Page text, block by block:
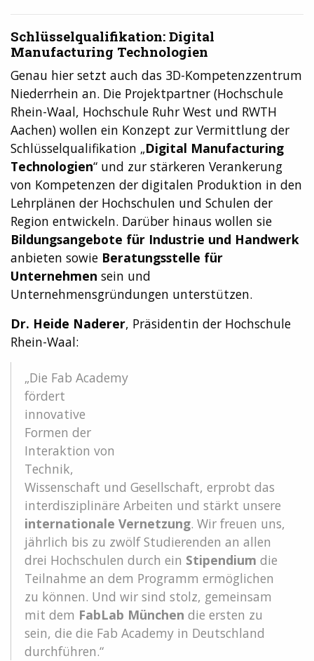
Schlüsselqualifikation: Digital
Manufacturing Technologien
Genau hier setzt auch das 3D-Kompetenzzentrum
Niederrhein an. Die Projektpartner (Hochschule
Rhein-Waal, Hochschule Ruhr West und RWTH
Aachen) wollen ein Konzept zur Vermittlung der
Schlüsselqualifikation „Digital Manufacturing
Technologien“ und zur stärkeren Verankerung
von Kompetenzen der digitalen Produktion in den
Lehrplänen der Hochschulen und Schulen der
Region entwickeln. Darüber hinaus wollen sie
Bildungsangebote für Industrie und Handwerk
anbieten sowie Beratungsstelle für
Unternehmen sein und
Unternehmensgründungen unterstützen.
Dr. Heide Naderer, Präsidentin der Hochschule
Rhein-Waal:
„Die Fab Academy
fördert
innovative
Formen der
Interaktion von
Technik,
Wissenschaft und Gesellschaft, erprobt das
interdisziplinäre Arbeiten und stärkt unsere
internationale Vernetzung. Wir freuen uns,
jährlich bis zu zwölf Studierenden an allen
drei Hochschulen durch ein Stipendium die
Teilnahme an dem Programm ermöglichen
zu können. Und wir sind stolz, gemeinsam
mit dem FabLab München die ersten zu
sein, die die Fab Academy in Deutschland
durchführen.“